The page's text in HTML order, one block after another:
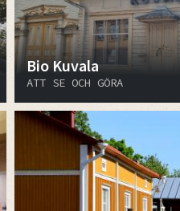
Bio Kuvala
ATT SE OCH GÖRA